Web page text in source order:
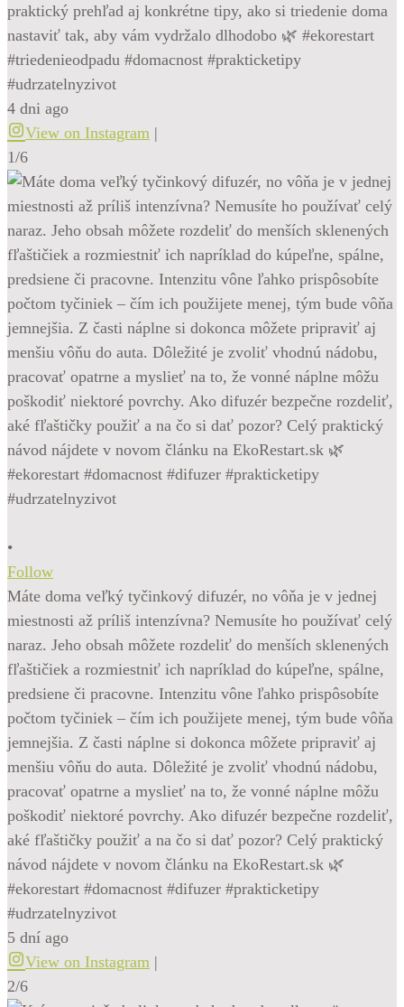
praktický prehľad aj konkrétne tipy, ako si triedenie doma
nastaviť tak, aby vám vydržalo dlhodobo 🌿 #ekorestart
#triedenieodpadu #domacnost #prakticketipy
#udrzatelnyzivot
4 dni ago
View on Instagram |
1/6
•
Follow
Máte doma veľký tyčinkový difuzér, no vôňa je v jednej
miestnosti až príliš intenzívna? Nemusíte ho používať celý
naraz. Jeho obsah môžete rozdeliť do menších sklenených
fľaštičiek a rozmiestniť ich napríklad do kúpeľne, spálne,
predsiene či pracovne. Intenzitu vône ľahko prispôsobíte
počtom tyčiniek – čím ich použijete menej, tým bude vôňa
jemnejšia. Z časti náplne si dokonca môžete pripraviť aj
menšiu vôňu do auta. Dôležité je zvoliť vhodnú nádobu,
pracovať opatrne a myslieť na to, že vonné náplne môžu
poškodiť niektoré povrchy. Ako difuzér bezpečne rozdeliť,
aké fľaštičky použiť a na čo si dať pozor? Celý praktický
návod nájdete v novom článku na EkoRestart.sk 🌿
#ekorestart #domacnost #difuzer #prakticketipy
#udrzatelnyzivot
5 dní ago
View on Instagram |
2/6